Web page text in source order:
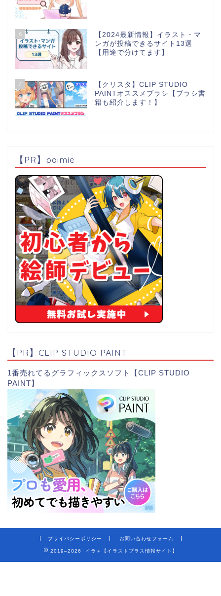
6
【2024最新情報】イラスト・マ
ンガが投稿できるサイト13選
【用途で分けてます】
7
【クリスタ】CLIP STUDIO
PAINTオススメブラシ【ブラシ書
籍も紹介します！】
【PR】paimie
【PR】CLIP STUDIO PAINT
1番売れてるグラフィックスソフト【CLIP STUDIO
PAINT】
プライバシーポリシー お問い合わせフォーム
2019–2026 イラ＋【イラストプラス情報サイト】